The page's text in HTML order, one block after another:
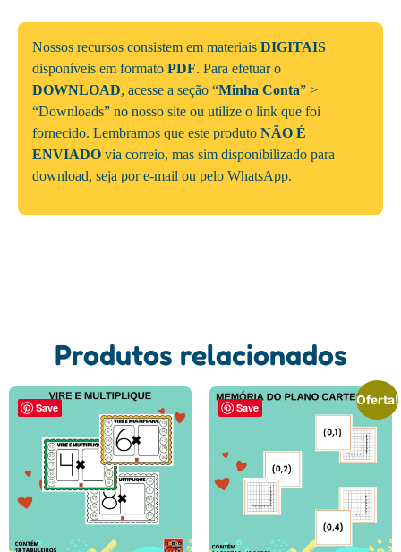
Nossos recursos consistem em materiais DIGITAIS
disponíveis em formato PDF. Para efetuar o
DOWNLOAD, acesse a seção “Minha Conta” >
“Downloads” no nosso site ou utilize o link que foi
fornecido. Lembramos que este produto NÃO É
ENVIADO via correio, mas sim disponibilizado para
download, seja por e-mail ou pelo WhatsApp.
Produtos relacionados
Save Save
Oferta!